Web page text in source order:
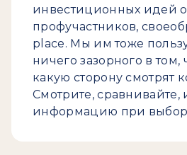
инвестиционных идей
профучастников,
place. Мы им тоже
ничего зазорного в том,
какую сторону смотрят
Смотрите, сравнивайте,
информацию при